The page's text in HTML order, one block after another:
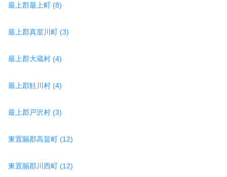
最上郡最上町 (8)
最上郡真室川町 (3)
最上郡大蔵村 (4)
最上郡鮭川村 (4)
最上郡戸沢村 (3)
東置賜郡高畠町 (12)
東置賜郡川西町 (12)